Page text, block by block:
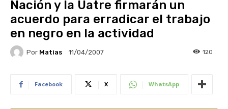
Nación y la Uatre firmarán un
acuerdo para erradicar el trabajo
en negro en la actividad
Por Matias 11/04/2007 120
Facebook X WhatsApp